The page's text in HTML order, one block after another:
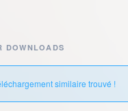
DOWNLOADS
similaire trouvé !